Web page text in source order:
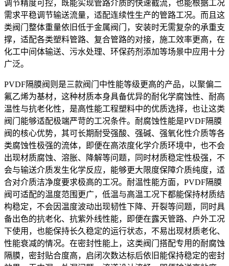
调节精度可控，既能实现管路介质的快速截流，也能根据工况
需求平稳调节输送流量，适配连续性生产的管路工况。而且这
类阀门整体重量依旧低于金属阀门，安装时无需复杂的承重支
撑，适配各类塑料管路、复合管路的对接，施工效率更高，在
化工中间体输送、污水处理、环保药剂添加等场景中应用十分
广泛。
PVDF隔膜阀则是三款阀门中性能等级更高的产品，以聚偏二
氟乙烯为基材，这种材质本身具备优异的耐化学腐蚀性、耐高
温性与抗老化性，是高性能工程塑料中的优质选择，也让这类
阀门能够适配极端严苛的工况条件。耐腐蚀性能是PVDF隔膜
阀的核心优势，其可长期耐受强酸、强碱、强氧化性介质等各
类腐蚀性极强的流体，即便在高浓度化学介质环境中，也不会
出现材质腐蚀、溶胀、降解等问题，同时材质稳定性极强，不
会与输送介质发生化学反应，能够更大限度保障介质纯度，适
合对介质洁净度要求极高的工况。耐温性能方面，PVDF隔膜
阀可适配的温度范围更广，低温与高温工况下都能保持材质结
构稳定，不会因温度波动出现韧性下降、开裂等问题，同时具
备出色的抗老化、抗紫外线性能，即便在露天管路、户外工况
下使用，也能保持长久稳定的运行状态，不易出现材质老化、
性能衰减的情况。在密封性能上，这类阀门搭配专用的耐腐蚀
隔膜，密封贴合度高，启闭次数达标后依旧能保持稳定的密封